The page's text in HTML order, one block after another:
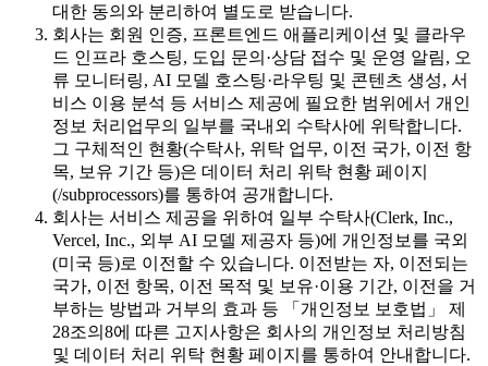
대한 동의와 분리하여 별도로 받습니다.
회사는 회원 인증, 프론트엔드 애플리케이션 및 클라우
드 인프라 호스팅, 도입 문의·상담 접수 및 운영 알림, 오
류 모니터링, AI 모델 호스팅·라우팅 및 콘텐츠 생성, 서
비스 이용 분석 등 서비스 제공에 필요한 범위에서 개인
정보 처리업무의 일부를 국내외 수탁사에 위탁합니다.
그 구체적인 현황(수탁사, 위탁 업무, 이전 국가, 이전 항
목, 보유 기간 등)은 데이터 처리 위탁 현황 페이지
(/subprocessors)를 통하여 공개합니다.
회사는 서비스 제공을 위하여 일부 수탁사(Clerk, Inc.,
Vercel, Inc., 외부 AI 모델 제공자 등)에 개인정보를 국외
(미국 등)로 이전할 수 있습니다. 이전받는 자, 이전되는
국가, 이전 항목, 이전 목적 및 보유·이용 기간, 이전을 거
부하는 방법과 거부의 효과 등 「개인정보 보호법」 제
28조의8에 따른 고지사항은 회사의 개인정보 처리방침
및 데이터 처리 위탁 현황 페이지를 통하여 안내합니다.